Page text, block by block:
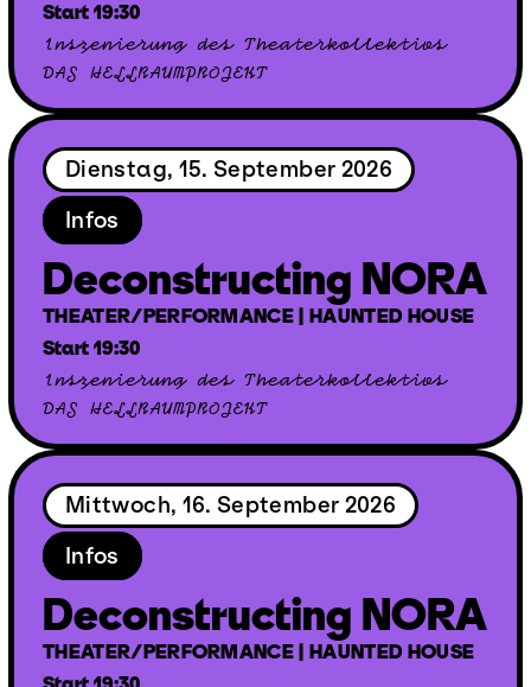
Start 19:30
Inszenierung des Theaterkollektivs
DAS HELLRAUMPROJEKT
Dienstag, 15. September 2026
Infos
Deconstructing NORA
THEATER/PERFORMANCE | HAUNTED HOUSE
Start 19:30
Inszenierung des Theaterkollektivs
DAS HELLRAUMPROJEKT
Mittwoch, 16. September 2026
Infos
Deconstructing NORA
THEATER/PERFORMANCE | HAUNTED HOUSE